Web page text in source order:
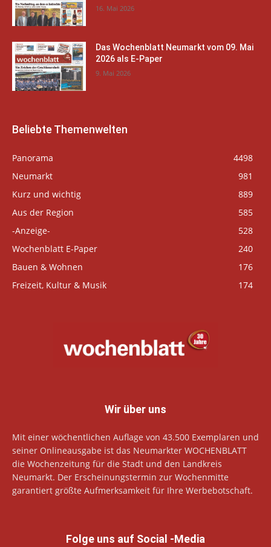
16. Mai 2026
Das Wochenblatt Neumarkt vom 09. Mai
2026 als E-Paper
9. Mai 2026
Beliebte Themenwelten
Panorama
4498
Neumarkt
981
Kurz und wichtig
889
Aus der Region
585
-Anzeige-
528
Wochenblatt E-Paper
240
Bauen & Wohnen
176
Freizeit, Kultur & Musik
174
Wir über uns
Mit einer wöchentlichen Auflage von 43.500 Exemplaren und
seiner Onlineausgabe ist das Neumarkter WOCHENBLATT
die Wochenzeitung für die Stadt und den Landkreis
Neumarkt. Der Erscheinungstermin zur Wochenmitte
garantiert größte Aufmerksamkeit für Ihre Werbebotschaft.
Folge uns auf Social -Media